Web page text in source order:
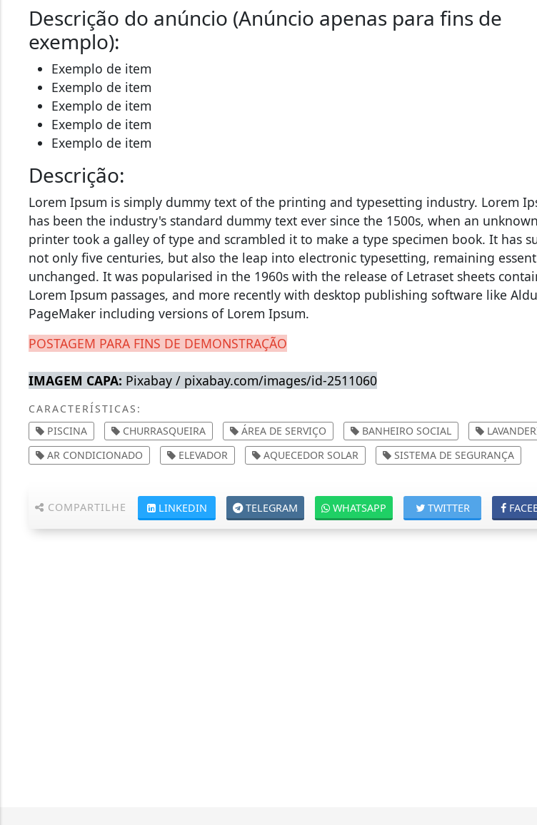
Descrição do anúncio (Anúncio apenas para fins de
exemplo):
Exemplo de item
Exemplo de item
Exemplo de item
Exemplo de item
Exemplo de item
Descrição:
Lorem Ipsum is simply dummy text of the printing and typesetting industry. Lorem
has been the industry's standard dummy text ever since the 1500s, when an unknown
printer took a galley of type and scrambled it to make a type specimen book. It has
not only five centuries, but also the leap into electronic typesetting, remaining
unchanged. It was popularised in the 1960s with the release of Letraset sheets
Lorem Ipsum passages, and more recently with desktop publishing software like
PageMaker including versions of Lorem Ipsum.
POSTAGEM PARA FINS DE DEMONSTRAÇÃO
IMAGEM CAPA: Pixabay / pixabay.com/images/id-2511060
CARACTERÍSTICAS:
PISCINA
CHURRASQUEIRA ÁREA DE SERVIÇO BANHEIRO SOCIAL
AR CONDICIONADO
ELEVADOR AQUECEDOR SOLAR SISTEMA DE SEGURANÇA
COMPARTILHE TWITTER
WHATSAPP
TELEGRAM
LINKEDIN